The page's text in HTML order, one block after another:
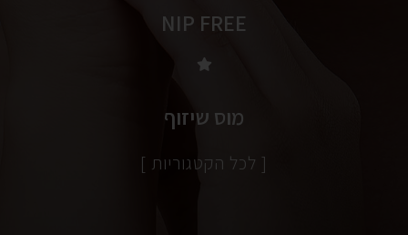
NIP FREE
מוס שיזוף
[ לכל הקטגוריות ]